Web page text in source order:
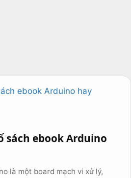
sách ebook Arduino
là một board mạch vi xử lý,